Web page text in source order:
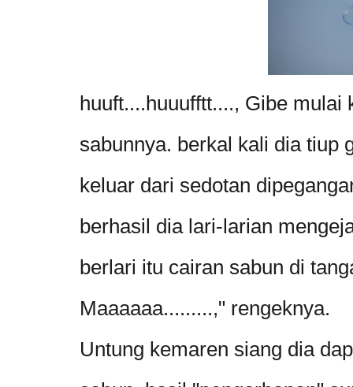
huuft....huuufftt...., Gibe mulai
sabunnya. berkal kali dia tiup
keluar dari sedotan
berhasil dia lari-larian
berlari itu cairan sabun di
Maaaaaa.........," rengeknya.
Untung kemaren siang dia